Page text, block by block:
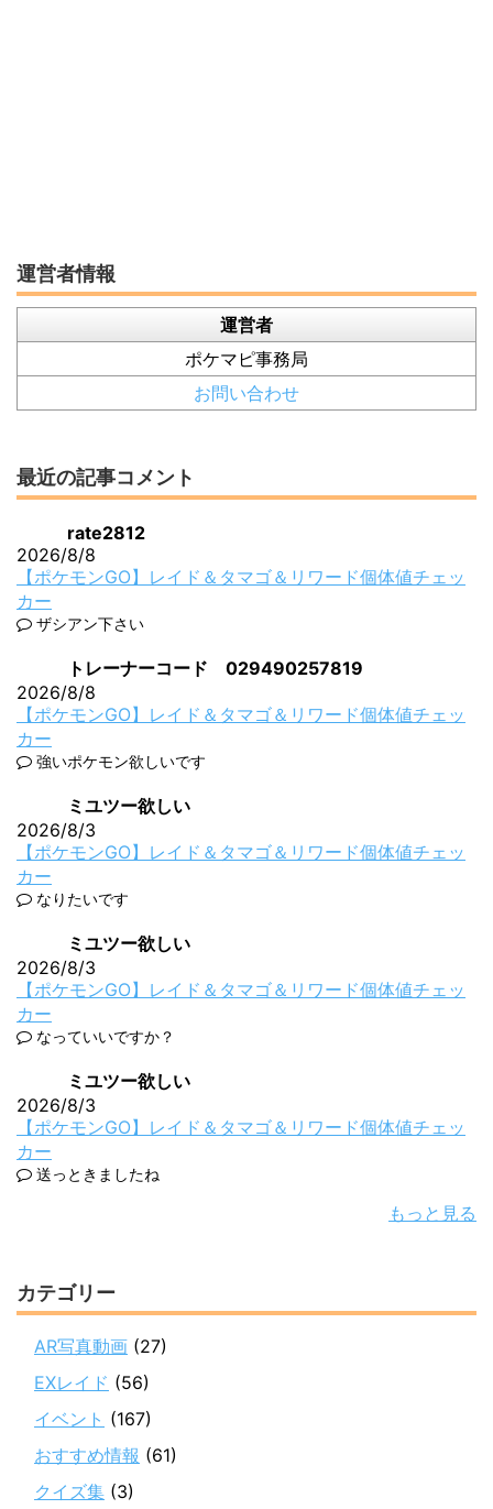
運営者情報
運営者
ポケマピ事務局
お問い合わせ
最近の記事コメント
rate2812
2026/8/8
【ポケモンGO】レイド＆タマゴ＆リワード個体値チェッ
カー
ザシアン下さい
トレーナーコード 029490257819
2026/8/8
【ポケモンGO】レイド＆タマゴ＆リワード個体値チェッ
カー
強いポケモン欲しいです
ミユツー欲しい
2026/8/3
【ポケモンGO】レイド＆タマゴ＆リワード個体値チェッ
カー
なりたいです
ミユツー欲しい
2026/8/3
【ポケモンGO】レイド＆タマゴ＆リワード個体値チェッ
カー
なっていいですか？
ミユツー欲しい
2026/8/3
【ポケモンGO】レイド＆タマゴ＆リワード個体値チェッ
カー
送っときましたね
もっと見る
カテゴリー
AR写真動画 (27)
EXレイド (56)
イベント (167)
おすすめ情報 (61)
クイズ集 (3)